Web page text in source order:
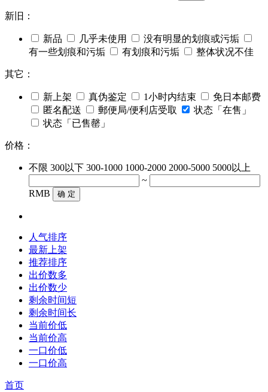
新旧：
新品 几乎未使用
没有明显的划痕或污垢
有一些划痕和污垢
有划痕和污垢 整体状况不佳
其它：
新上架 真伪鉴定 1小时内结束
免日本邮费
匿名配送
郵便局/便利店受取
状态「在售」
状态「已售罄」
价格：
不限 300以下 300-1000 1000-2000 2000-5000 5000以上
~
RMB
确 定
人气排序
最新上架
推荐排序
出价数多
出价数少
剩余时间短
剩余时间长
当前价低
当前价高
一口价低
一口价高
首页